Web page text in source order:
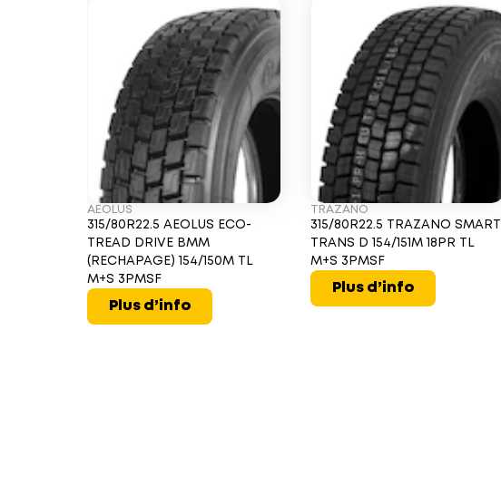
AEOLUS
315/80R22.5 AEOLUS ECO-
TREAD DRIVE BMM
(RECHAPAGE) 154/150M TL
M+S 3PMSF
Plus d’info
TRAZANO
315/80R22.5 TRAZANO SMART
TRANS D 154/151M 18PR TL
M+S 3PMSF
Plus d’info